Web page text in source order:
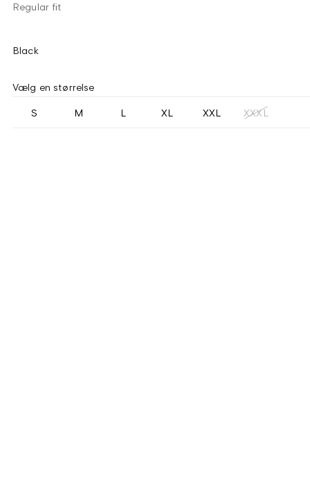
Regular fit
Black
Vælg en størrelse
S M L XL XXL XXXL